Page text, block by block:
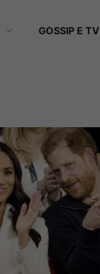
GOSSIP E TV